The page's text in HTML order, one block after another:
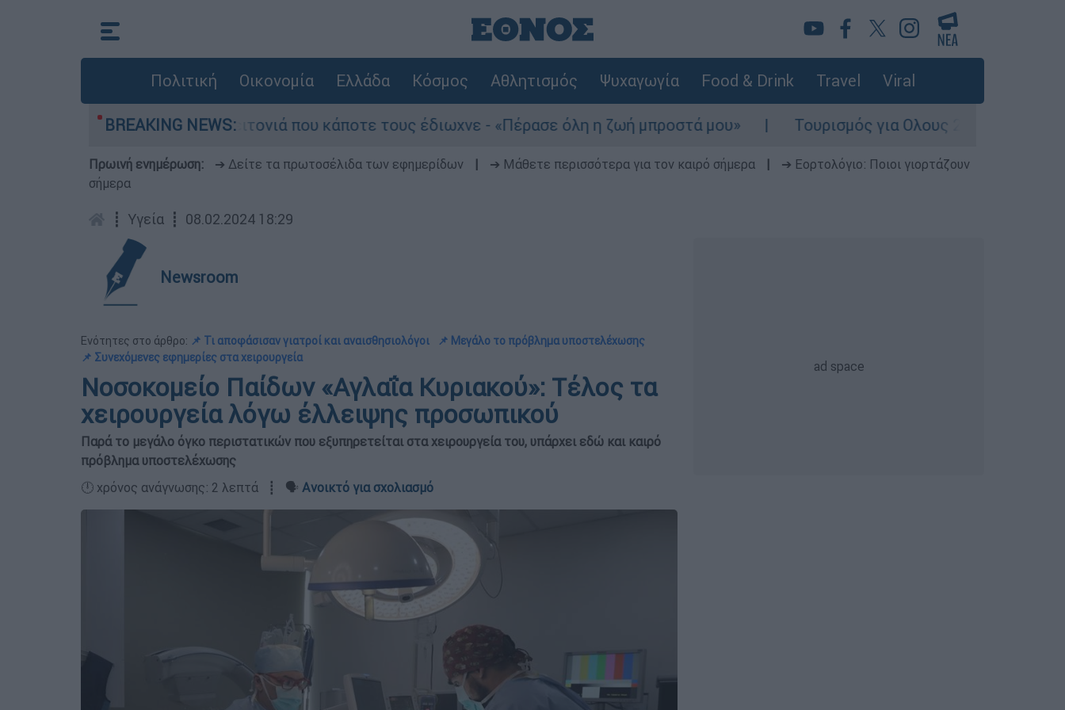
Πολιτική Οικονομία Ελλάδα Κόσμος Αθλητισμός Ψυχαγωγία Food & Drink Travel Viral
BREAKING NEWS:
μεγάλη φωτιά τη γειτονιά που κάποτε τους έδιωχνε - «Πέρασε όλη η ζωή μπροστά μου» Τουρισμός για Ολους 2026-2027: Τα SOS για
Πρωινή ενημέρωση: ➔ Δείτε τα πρωτοσέλιδα των εφημερίδων ➔ Μάθετε περισσότερα για τον καιρό σήμερα
➔ Εορτολόγιο: Ποιοι γιορτάζουν
σήμερα
┋ Υγεία ┋ 08.02.2024 18:29
Newsroom
Ενότητες στο άρθρο: 📌 Τι αποφάσισαν γιατροί και αναισθησιολόγοι
📌 Μεγάλο το πρόβλημα υποστελέχωσης
📌 Συνεχόμενες εφημερίες στα χειρουργεία
Νοσοκομείο Παίδων «Αγλαΐα Κυριακού»: Τέλος τα
χειρουργεία λόγω έλλειψης προσωπικού
Παρά το μεγάλο όγκο περιστατικών που εξυπηρετείται στα χειρουργεία του, υπάρχει εδώ και καιρό
πρόβλημα υποστελέχωσης
🕛 χρόνος ανάγνωσης: 2 λεπτά ┋ 🗣️ Ανοικτό για σχολιασμό